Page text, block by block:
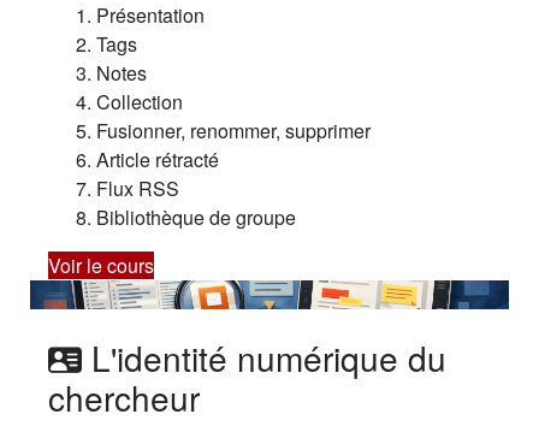
Présentation
Tags
Notes
Collection
Fusionner, renommer, supprimer
Article rétracté
Flux RSS
Bibliothèque de groupe
Voir le cours
L'identité numérique du
chercheur